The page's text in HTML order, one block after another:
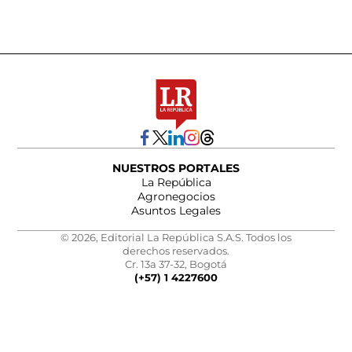
NUESTROS PORTALES
La República
Agronegocios
Asuntos Legales
© 2026, Editorial La República S.A.S. Todos los
derechos reservados.
Cr. 13a 37-32, Bogotá
(+57) 1 4227600